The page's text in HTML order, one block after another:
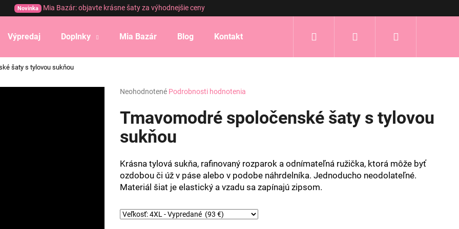
Novinka Mia Bazár: objavte krásne šaty za výhodnejšie ceny
Výpredaj Doplnky Mia Bazár Blog Kontakt Prihlásenie
šaty s tylovou sukňou
Priemerné
produktu
z
hviezdičiek.
Neohodnotené Podrobnosti hodnotenia
Tmavomodré spoločenské šaty s tylovou
sukňou
Krásna tylová sukňa, rafinovaný rozparok a odnímateľná ružička, ktorá môže byť
ozdobou či úž v páse alebo v podobe náhrdelníka. Jednoducho neodolateľné.
Materiál šiat je elastický a vzadu sa zapínajú zipsom.
Čo potrebujete nájsť?
HĽADAŤ